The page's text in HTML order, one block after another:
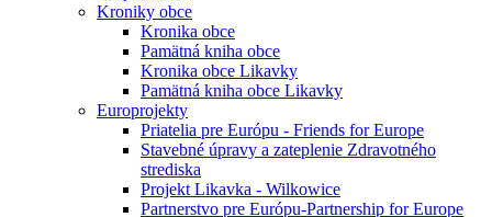
Kroniky obce
Kronika obce
Pamätná kniha obce
Kronika obce Likavky
Pamätná kniha obce Likavky
Europrojekty
Priatelia pre Európu - Friends for Europe
Stavebné úpravy a zateplenie Zdravotného
strediska
Projekt Likavka - Wilkowice
Partnerstvo pre Európu-Partnership for Europe